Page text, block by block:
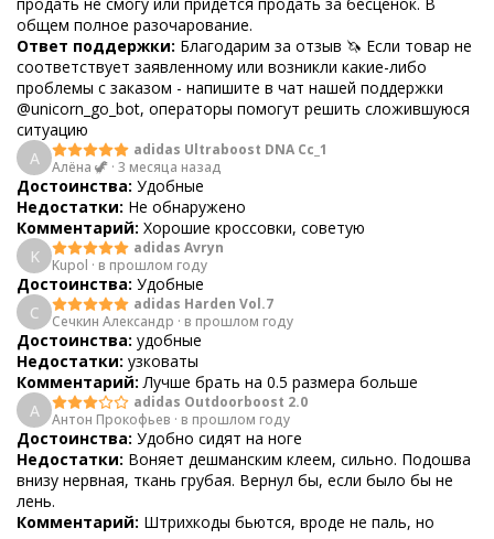
общем полное разочарование.
Ответ поддержки: Благодарим за отзыв 🦄 Если товар не
соответствует заявленному или возникли какие-либо
проблемы с заказом - напишите в чат нашей поддержки
@unicorn_go_bot, операторы помогут решить сложившуюся
ситуацию
А
adidas Ultraboost DNA Cc_1
Алёна 🦖 · 3 месяца назад
Достоинства: Удобные
Недостатки: Не обнаружено
Комментарий: Хорошие кроссовки, советую
K
adidas Avryn
Kupol · в прошлом году
Достоинства: Удобные
С
adidas Harden Vol.7
Сечкин Александр · в прошлом году
Достоинства: удобные
Недостатки: узковаты
Комментарий: Лучше брать на 0.5 размера больше
A
adidas Outdoorboost 2.0
Aнтон Прокофьев · в прошлом году
Достоинства: Удобно сидят на ноге
Недостатки: Воняет дешманским клеем, сильно. Подошва
внизу нервная, ткань грубая. Вернул бы, если было бы не
лень.
Комментарий: Штрихкоды бьются, вроде не паль, но